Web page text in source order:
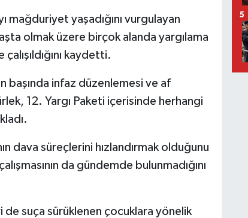
mağduriyet yaşadığını vurgulayan
olmak üzere birçok alanda yargılama
kaydetti.
başında infaz düzenlemesi ve af
12. Yargı Paketi içerisinde herhangi
dava süreçlerini hızlandırmak olduğunu
da gündemde bulunmadığını
de suça sürüklenen çocuklara yönelik
5